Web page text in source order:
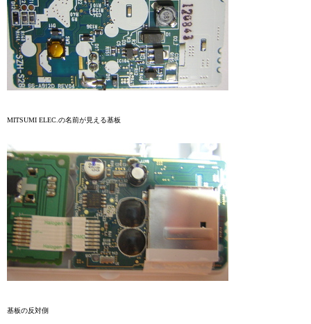
MITSUMI ELEC.の名前が見える基板
基板の反対側